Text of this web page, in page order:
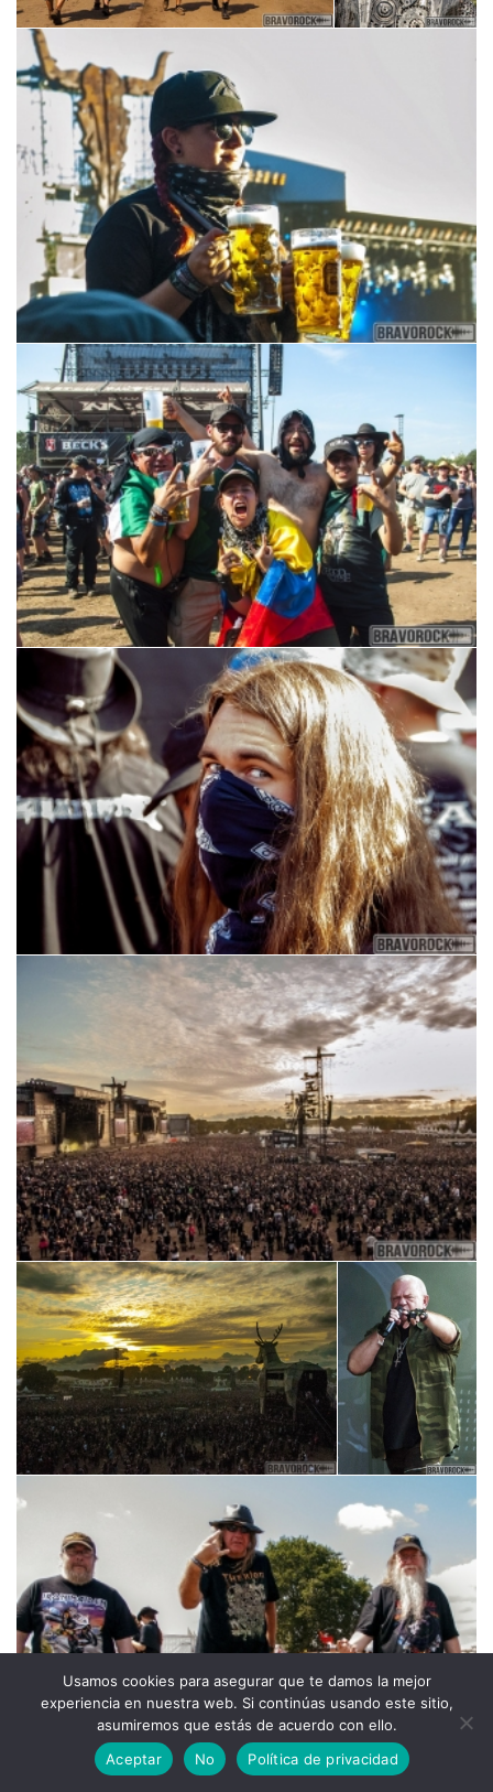
Usamos cookies para asegurar que te damos la mejor
experiencia en nuestra web. Si continúas usando este sitio,
asumiremos que estás de acuerdo con ello.
Aceptar
No Política de privacidad